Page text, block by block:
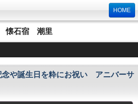
HOME
懐石宿 潮里
念や誕生日を粋にお祝い アニバーサ